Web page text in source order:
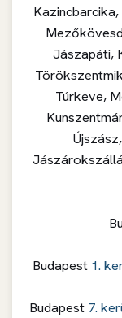
Jászapáti,
Túrkeve,
Budapest 1.
Budapest 7.